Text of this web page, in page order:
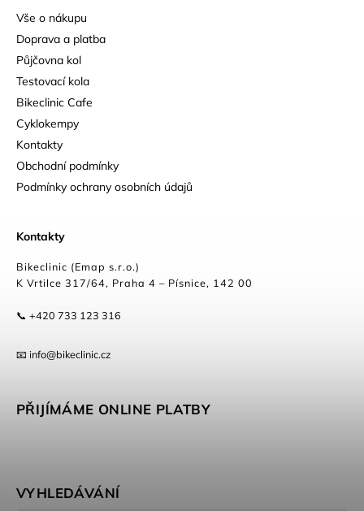
Vše o nákupu
Doprava a platba
Půjčovna kol
Testovací kola
Bikeclinic Cafe
Cyklokempy
Kontakty
Obchodní podmínky
Podmínky ochrany osobních údajů
Kontakty
Bikeclinic (Emap s.r.o.)
K Vrtilce 317/64, Praha 4 – Písnice, 142 00
📞 +420 733 123 316
📧 info@bikeclinic.cz
PŘIJÍMÁME ONLINE PLATBY
VYHLEDÁVÁNÍ